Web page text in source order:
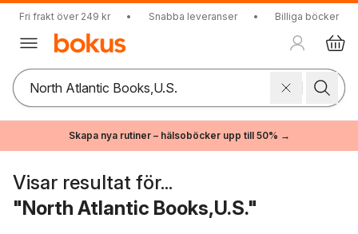
Fri frakt över 249 kr • Snabba leveranser • Billiga böcker
Skapa nya rutiner – hälsoböcker upp till 50% →
Visar resultat för...
"North Atlantic Books,U.S."